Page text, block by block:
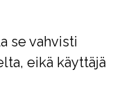
se vahvisti
eikä käyttäjä